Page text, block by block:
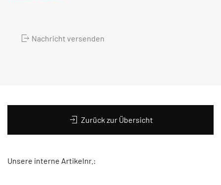
Nachricht versenden
Zurück zur Übersicht
Unsere interne Artikelnr.: